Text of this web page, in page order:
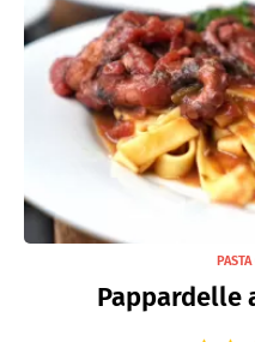
Pappardelle